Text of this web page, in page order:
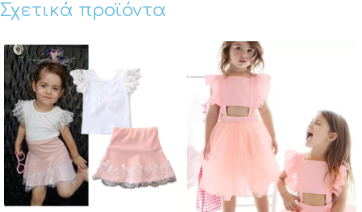
Σχετικά προϊόντα